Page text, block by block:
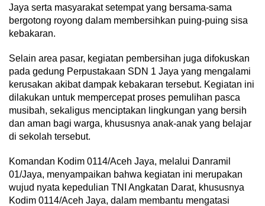
Jaya serta masyarakat setempat yang bersama-sama
bergotong royong dalam membersihkan puing-puing sisa
kebakaran.
Selain area pasar, kegiatan pembersihan juga difokuskan
pada gedung Perpustakaan SDN 1 Jaya yang mengalami
kerusakan akibat dampak kebakaran tersebut. Kegiatan ini
dilakukan untuk mempercepat proses pemulihan pasca
musibah, sekaligus menciptakan lingkungan yang bersih
dan aman bagi warga, khususnya anak-anak yang belajar
di sekolah tersebut.
Komandan Kodim 0114/Aceh Jaya, melalui Danramil
01/Jaya, menyampaikan bahwa kegiatan ini merupakan
wujud nyata kepedulian TNI Angkatan Darat, khususnya
Kodim 0114/Aceh Jaya, dalam membantu mengatasi